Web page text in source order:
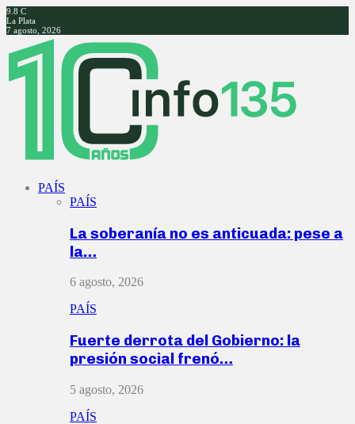
9.8 C
La Plata
7 agosto, 2026
Facebook
Twitter
Instagram
Youtube
PAÍS
PAÍS
La soberanía no es anticuada: pese a
la…
6 agosto, 2026
PAÍS
Fuerte derrota del Gobierno: la
presión social frenó…
5 agosto, 2026
PAÍS